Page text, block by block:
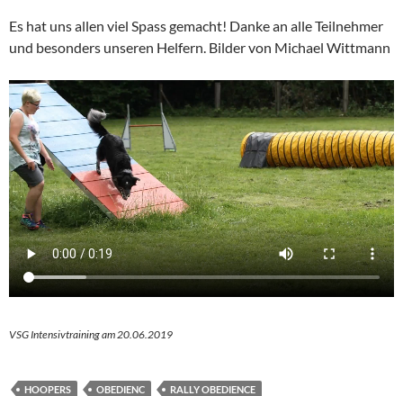
Es hat uns allen viel Spass gemacht! Danke an alle Teilnehmer
und besonders unseren Helfern. Bilder von Michael Wittmann
VSG Intensivtraining am 20.06.2019
HOOPERS OBEDIENC
RALLY OBEDIENCE